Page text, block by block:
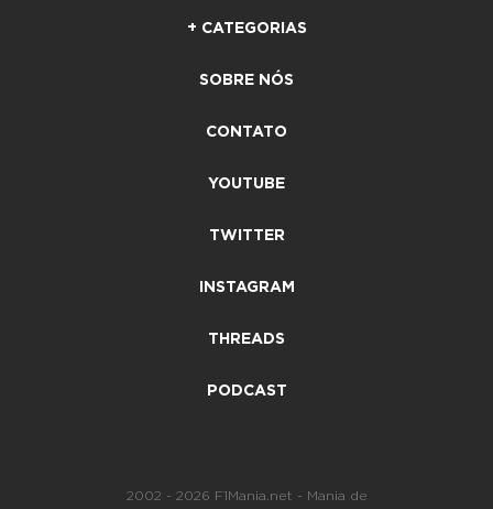
+ CATEGORIAS
SOBRE NÓS
CONTATO
YOUTUBE
TWITTER
INSTAGRAM
THREADS
PODCAST
2002 - 2026 F1Mania.net - Mania de